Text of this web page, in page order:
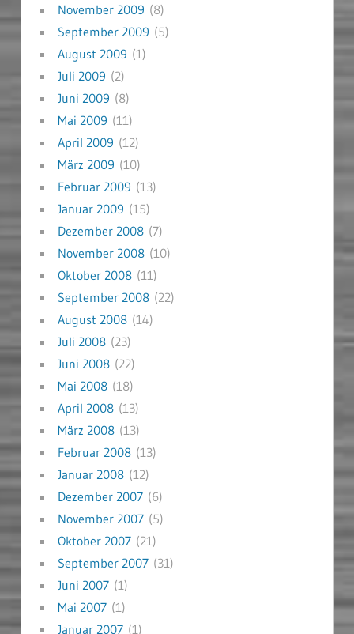
November 2009 (8)
September 2009 (5)
August 2009 (1)
Juli 2009 (2)
Juni 2009 (8)
Mai 2009 (11)
April 2009 (12)
März 2009 (10)
Februar 2009 (13)
Januar 2009 (15)
Dezember 2008(7)
November 2008(10)
Oktober 2008(11)
September 2008(22)
August 2008(14)
Juli 2008(23)
Juni 2008(22)
Mai 2008(18)
April 2008(13)
März 2008(13)
Februar 2008(13)
Januar 2008(12)
Dezember 2007(6)
November 2007(5)
Oktober 2007(21)
September 2007(31)
Juni 2007(1)
Mai 2007(1)
Januar 2007(1)